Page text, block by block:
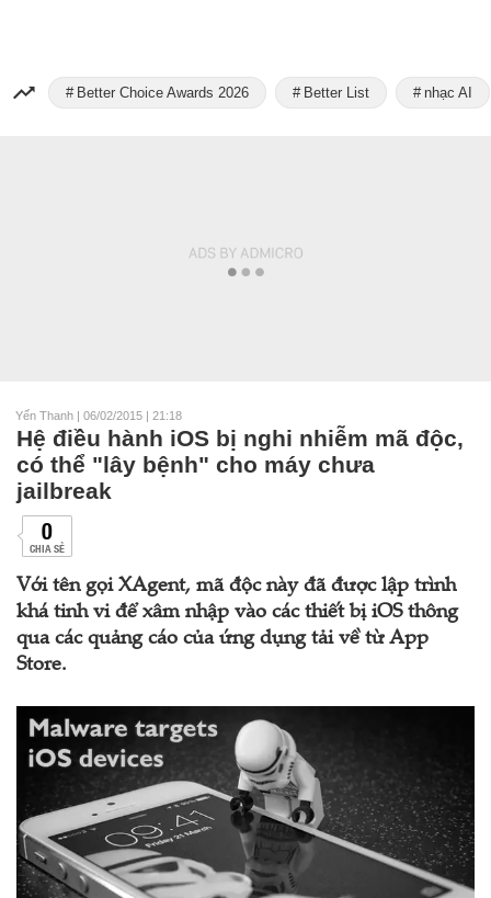
Better Choice Awards 2026 Better List nhạc AI
Yến Thanh | 06/02/2015 | 21:18
Hệ điều hành iOS bị nghi nhiễm mã độc,
có thể "lây bệnh" cho máy chưa
jailbreak
0
CHIA SẺ
Với tên gọi XAgent, mã độc này đã được lập trình
khá tinh vi để xâm nhập vào các thiết bị iOS thông
qua các quảng cáo của ứng dụng tải về từ App
Store.